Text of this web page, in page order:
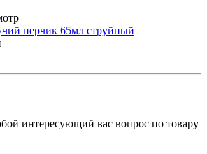
перчик 65мл струйный
интересующий вас вопрос по товару